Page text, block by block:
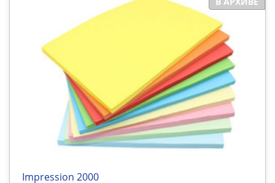
Impression 2000